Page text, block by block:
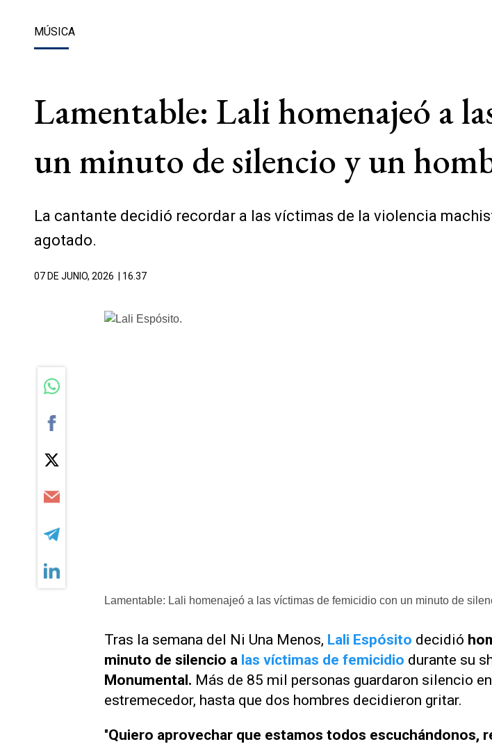
MÚSICA
Lamentable: Lali homenajeó a
un minuto de silencio y un
La cantante decidió recordar a las víctimas de la violencia
agotado.
07 DE JUNIO, 2026 | 16.37
Lamentable: Lali homenajeó a las víctimas de femicidio con un minuto de
Tras la semana del Ni Una Menos, Lali Espósito decidió
minuto de silencio a las víctimas de femicidio durante su
Monumental. Más de 85 mil personas guardaron silencio
estremecedor, hasta que dos hombres decidieron gritar.
"Quiero aprovechar que estamos todos escuchándonos,